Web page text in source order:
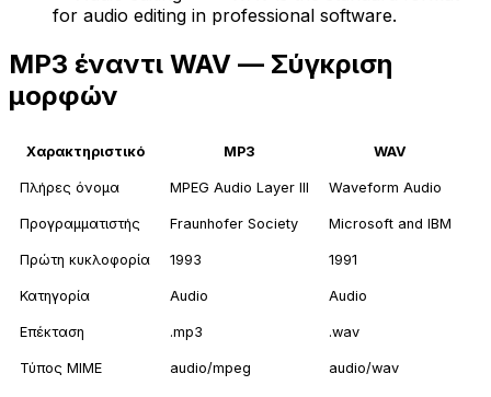
for audio editing in professional software.
MP3 έναντι WAV — Σύγκριση
μορφών
Χαρακτηριστικό MP3 WAV
Πλήρες όνομα MPEG Audio Layer III Waveform Audio
Προγραμματιστής Fraunhofer Society Microsoft and IBM
Πρώτη κυκλοφορία 1993 1991
Κατηγορία Audio Audio
Επέκταση .mp3 .wav
Τύπος MIME audio/mpeg audio/wav